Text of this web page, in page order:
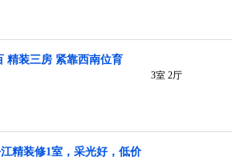
精装三房 紧靠西南位育
3室 2厅
精装修1室，采光好，低价